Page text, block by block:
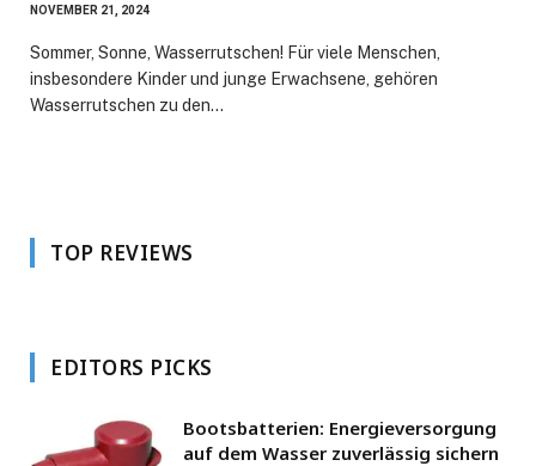
NOVEMBER 21, 2024
Sommer, Sonne, Wasserrutschen! Für viele Menschen,
insbesondere Kinder und junge Erwachsene, gehören
Wasserrutschen zu den…
TOP REVIEWS
EDITORS PICKS
Bootsbatterien: Energieversorgung
auf dem Wasser zuverlässig sichern